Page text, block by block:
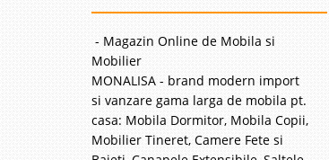
- Magazin Online de Mobila si
Mobilier
MONALISA - brand modern import
si vanzare gama larga de mobila pt.
casa: Mobila Dormitor, Mobila Copii,
Mobilier Tineret, Camere Fete si